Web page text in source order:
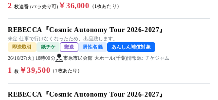
2 枚連番 (バラ売り可) ￥36,000 （1枚あたり）
REBECCA『Cosmic Autonomy Tour 2026-2027』
未定 仕事で行けなくなったため、出品致します。
即決取引
紙チケ 郵送 男性名義 あんしん補償対象
26/10/27(火) 18時00分 市原市民会館 大ホール(千葉)情報源: チケジャム
1 枚￥39,500 （1枚あたり）
REBECCA『Cosmic Autonomy Tour 2026-2027』